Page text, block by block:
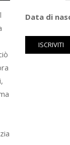
Data di